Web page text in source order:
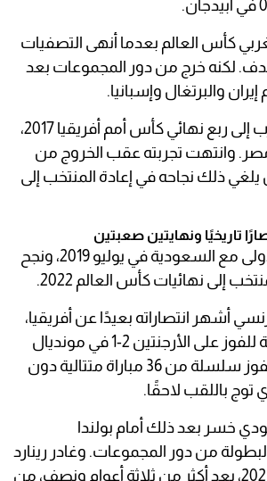
كأس العالم بعدما أنهى التصفيات
لكنه خرج من دور المجموعات بعد
والبرتغال وإسبانيا.
كما قاد رينارد المغرب إلى ربع نهائي كأس أمم أفريقيا 2017،
وانتهت تجربته عقب الخروج من
دون أن يلغي ذلك نجاحه في إعادة المنتخب إلى
تاريخيًا ونهايتين صعبتين
بدأت تجربة رينارد الأولى مع السعودية في يوليو 2019، ونجح
إلى نهائيات كأس العالم 2022.
أشهر انتصاراته بعيدًا عن أفريقيا،
عندما قاد السعودية للفوز على الأرجنتين 2-1 في مونديال
قطر. وأنهى ذلك الفوز سلسلة من 36 مباراة متتالية دون
توج باللقب لاحقًا.
خسر بعد ذلك أمام بولندا
من دور المجموعات. وغادر رينارد
منصبه في مارس 2023، بعد أكثر من ثلاثة أعوام ونصف، من